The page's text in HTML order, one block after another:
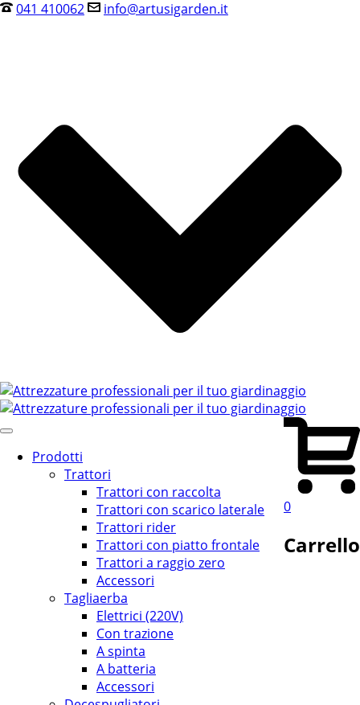
041 410062 info@artusigarden.it
Prodotti
Trattori
Trattori con raccolta
Trattori con scarico laterale
Trattori rider
Trattori con piatto frontale
Trattori a raggio zero
Accessori
Tagliaerba
Elettrici (220V)
Con trazione
A spinta
A batteria
Accessori
0
Carrello